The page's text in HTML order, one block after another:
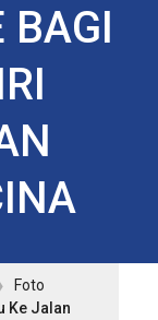
BAGI
Foto
Ke Jalan